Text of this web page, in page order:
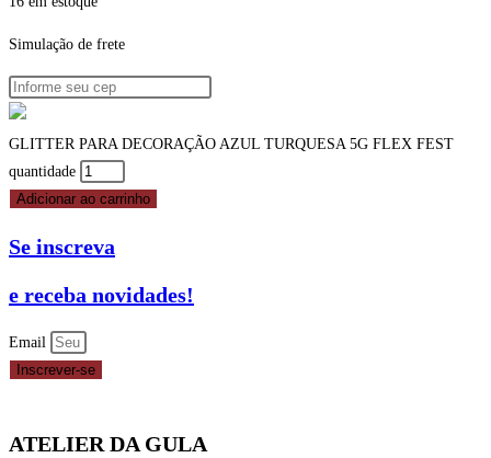
Simulação de frete
GLITTER PARA DECORAÇÃO AZUL TURQUESA 5G FLEX FEST
quantidade
Adicionar ao carrinho
Se inscreva
e receba novidades!
Email
Inscrever-se
ATELIER DA GULA